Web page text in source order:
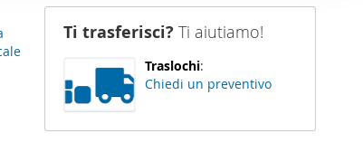
Ti trasferisci? Ti aiutiamo!
Traslochi:
Chiedi un preventivo